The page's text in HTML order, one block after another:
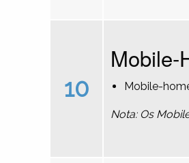
10
Mobile-
Mobile-
Nota: Os